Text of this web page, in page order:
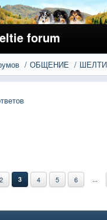
forum
ОБЩЕНИЕ ШЕЛТИ
2 3 4 5 6 ...